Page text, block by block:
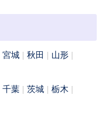
宮城 秋田
山形
千葉 茨城
栃木